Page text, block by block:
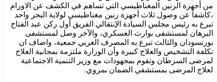
من أجهزة الرنين المغناطيسي التي تساهم في الكشف عن الاورام
،كاشفاً عن وصول ثلاث أجهزة رنين مغناطيسي لولاية البحر واحد
تبرع به رئيس مجلس السيادة الإنتقالي الفريق أول ركن عبد الفتاح
البرهان لمستشفى بوارث العسكري، والآخر وصل لمستشفى
بورتسودان والثالث تبرع به المصرف العربي جمعية، واضاف ان
تكلفة التشخيص والعلاج كبيرة وأن الوزارة ملتزمة بمجانية العلاج
لمرضى السرطان وتقوم بمجهودات مع وزير التنمية الاجتماعية
لعلاج المرضى بمستشفي الضمان بمروي.